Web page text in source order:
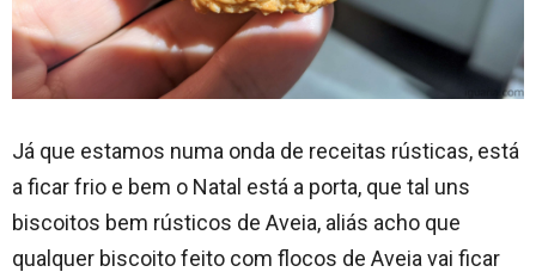
Já que estamos numa onda de receitas rústicas, está
a ficar frio e bem o Natal está a porta, que tal uns
biscoitos bem rústicos de Aveia, aliás acho que
qualquer biscoito feito com flocos de Aveia vai ficar